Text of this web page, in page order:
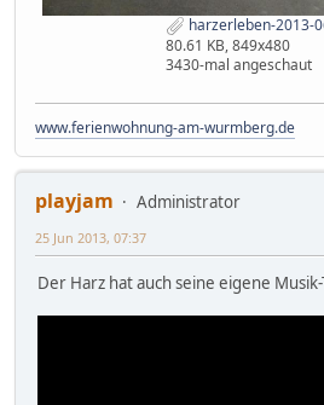
harzerleben-2013-
80.61 KB, 849x480
3430-mal angeschaut
www.ferienwohnung-am-wurmberg.de
playjam
Administrator
25 Jun 2013, 07:37
Der Harz hat auch seine eigene